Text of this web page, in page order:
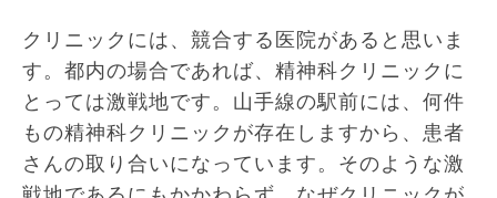
クリニックには、競合する医院があると思いま
す。都内の場合であれば、精神科クリニックに
とっては激戦地です。山手線の駅前には、何件
もの精神科クリニックが存在しますから、患者
さんの取り合いになっています。そのような激